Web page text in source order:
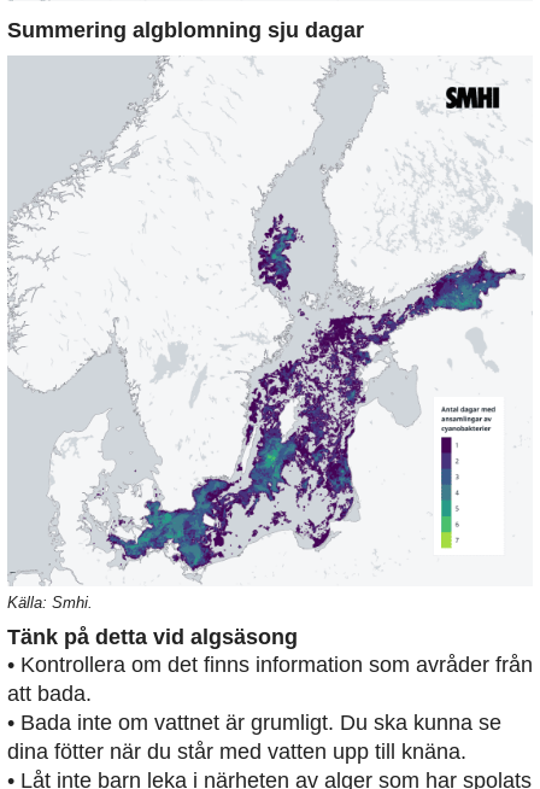
Summering algblomning sju dagar
Källa: Smhi.
Tänk på detta vid algsäsong
• Kontrollera om det finns information som avråder från
att bada.
• Bada inte om vattnet är grumligt. Du ska kunna se
dina fötter när du står med vatten upp till knäna.
• Låt inte barn leka i närheten av alger som har spolats